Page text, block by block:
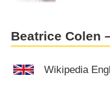
Beatrice Colen
Wikipedia